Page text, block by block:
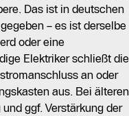
Das ist in deutschen
– es ist derselbe
oder eine
Elektriker schließt die
an oder
aus. Bei älteren
ggf. Verstärkung der